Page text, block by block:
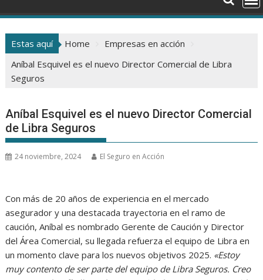
Estas aquí Home
Empresas en acción
Aníbal Esquivel es el nuevo Director Comercial de Libra
Seguros
Aníbal Esquivel es el nuevo Director Comercial
de Libra Seguros
24 noviembre, 2024 El Seguro en Acción
Con más de 20 años de experiencia en el mercado
asegurador y una destacada trayectoria en el ramo de
caución, Aníbal es nombrado Gerente de Caución y Director
del Área Comercial, su llegada refuerza el equipo de Libra en
un momento clave para los nuevos objetivos 2025. «Estoy
muy contento de ser parte del equipo de Libra Seguros. Creo